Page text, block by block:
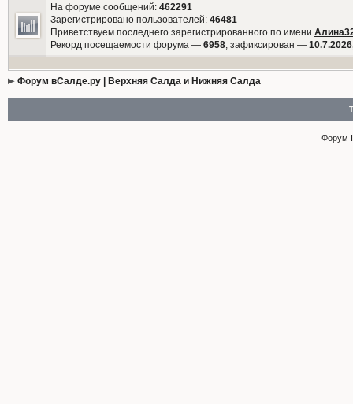
На форуме сообщений: 462291
Зарегистрировано пользователей: 46481
Приветствуем последнего зарегистрированного по имени
Рекорд посещаемости форума — 6958, зафиксирован —
Форум вСалде.ру | Верхняя Салда и Нижняя Салда
Форум